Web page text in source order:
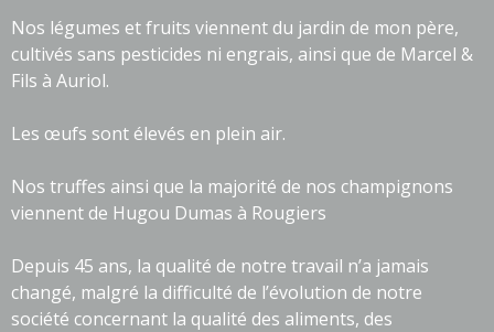
Nos légumes et fruits viennent du jardin de mon père,
cultivés sans pesticides ni engrais, ainsi que de Marcel &
Fils à Auriol.
Les œufs sont élevés en plein air.
Nos truffes ainsi que la majorité de nos champignons
viennent de Hugou Dumas à Rougiers
Depuis 45 ans, la qualité de notre travail n’a jamais
changé, malgré la difficulté de l’évolution de notre
société concernant la qualité des aliments, des